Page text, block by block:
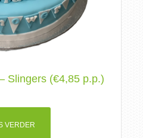
Slingers (€4,85 p.p.)
VERDER